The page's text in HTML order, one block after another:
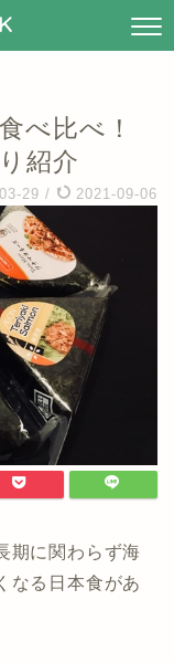
べ比べ！
紹介
29 / 2021-09-06
期に関わらず海
なる日本食があ